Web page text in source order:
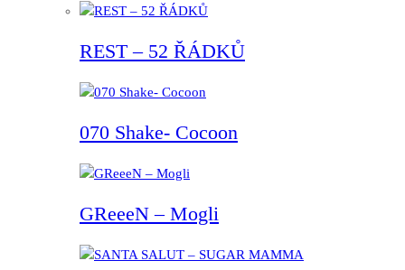
REST – 52 ŘÁDKŮ
070 Shake- Cocoon
GReeeN – Mogli